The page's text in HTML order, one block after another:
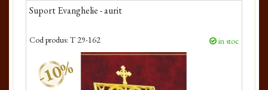
Suport Evanghelie - aurit
Cod produs: T 29-162 in stoc
-10%